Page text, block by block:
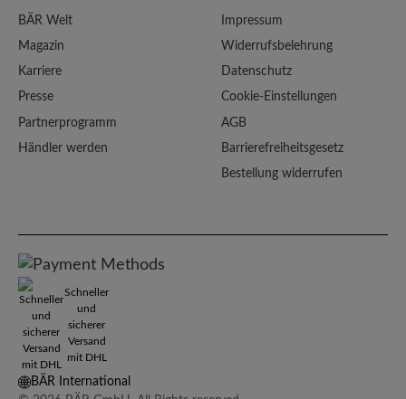
BÄR Welt
Magazin
Karriere
Presse
Partnerprogramm
Händler werden
Impressum
Widerrufsbelehrung
Datenschutz
Cookie-Einstellungen
AGB
Barrierefreiheitsgesetz
Bestellung widerrufen
Schneller
und
sicherer
Versand
mit DHL
BÄR International